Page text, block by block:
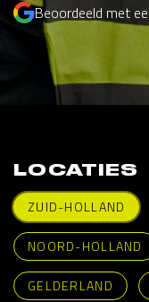
Beoordeeld met
LOCATIES
ZUID-HOLLAND
NOORD-HOLLAND
GELDERLAND